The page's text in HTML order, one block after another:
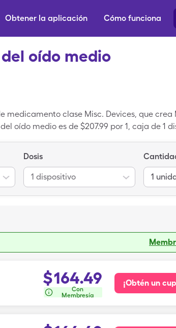
Cómo funciona
Obtener la aplicación
oído medio
clase Misc. Devices, que crea
oído medio es de $207.99 por 1, caja de 1
de marca de Dispositivo de autoventilacion
Dosis
1 dispositivo 1
$164.49
Con
Membresía
¡Obtén un